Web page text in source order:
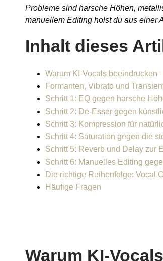
Probleme sind harsche Höhen,
manuellem Editing holst du aus einer
Inhalt dieses
Warum KI-Vocals
Formanten, Vibrato und
Schritt 1: EQ gegen harsche
Schritt 2: De-Esser gegen
Schritt 3: Kompression für
Schritt 4: Saturation gegen die
Schritt 5: Reverb und Delay zur
Schritt 6: Manuelles Editing
Die richtige Reihenfolge: Vocal
Häufige Fragen
Warum KI-